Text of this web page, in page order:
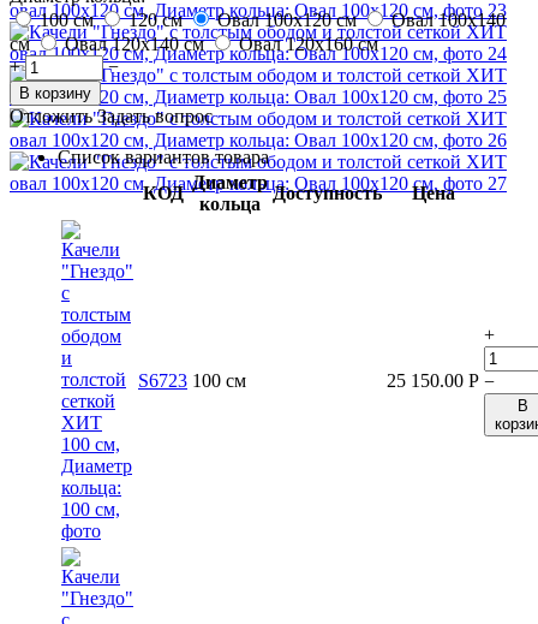
100 см
120 см Овал 100x120 см
Овал 100x140
см
Овал 120x140 см
Овал 120x160 см
+
−
В корзину
Отложить Задать вопрос
Список вариантов товара
КОД
Диаметр
кольца
Доступность Цена
S6723 100 см 25 150.00 Р
+
−
В